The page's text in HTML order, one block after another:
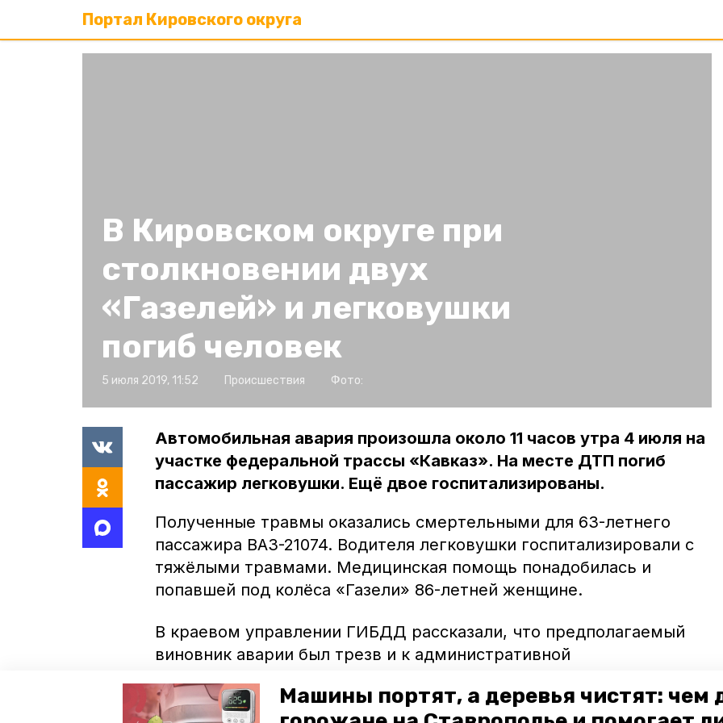
Машины портят, а деревья чистят: чем
Портал Кировского округа
В Кировском округе при
столкновении двух
«Газелей» и легковушки
погиб человек
5 июля 2019, 11:52 Происшествия Фото:
Автомобильная авария произошла около 11 часов утра 4 июля на
участке федеральной трассы «Кавказ». На месте ДТП погиб
пассажир легковушки. Ещё двое госпитализированы.
Полученные травмы оказались смертельными для 63-летнего
пассажира ВАЗ-21074. Водителя легковушки госпитализировали с
тяжёлыми травмами. Медицинская помощь понадобилась и
попавшей под колёса «Газели» 86-летней женщине.
В краевом управлении ГИБДД рассказали, что предполагаемый
виновник аварии был трезв и к административной
факту ДТП проводится проверка.